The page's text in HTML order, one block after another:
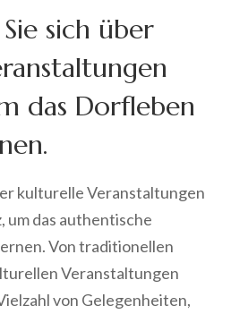
sich über
das Dorfleben
kulturelle Veranstaltungen
um das authentische
Von traditionellen
Veranstaltungen
von Gelegenheiten,